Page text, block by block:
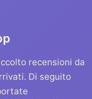
recensioni da
Di seguito